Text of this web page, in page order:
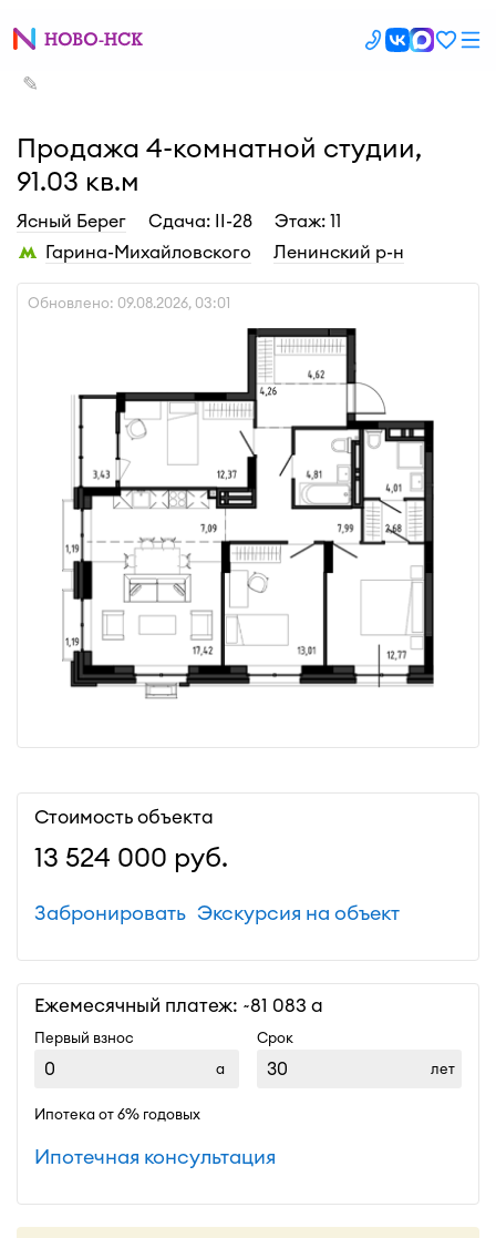
✎
Продажа 4-комнатной студии,
91.03 кв.м
Ясный Берег Cдача: II-28
Этаж: 11
Гарина-Михайловского
Ленинский р-н
Обновлено: 09.08.2026, 03:01
Стоимость объекта
13 524 000 руб.
Экскурсия на объект
Забронировать
Ежемесячный платеж: ~81 083
Первый взнос
Срок
лет
Ипотека от 6% годовых
Ипотечная консультация